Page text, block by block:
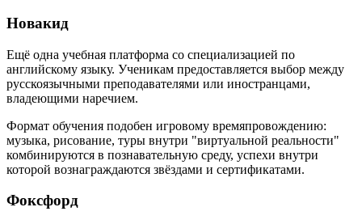
Новакид
Ещё одна учебная платформа со специализацией по
английскому языку. Ученикам предоставляется выбор между
русскоязычными преподавателями или иностранцами,
владеющими наречием.
Формат обучения подобен игровому времяпровождению:
музыка, рисование, туры внутри "виртуальной реальности"
комбинируются в познавательную среду, успехи внутри
которой вознаграждаются звёздами и сертификатами.
Фоксфорд